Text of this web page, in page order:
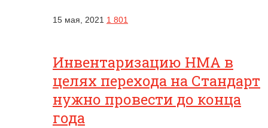
15 мая, 2021 1 801
Инвентаризацию НМА в
целях перехода на Стандарт
нужно провести до конца
года